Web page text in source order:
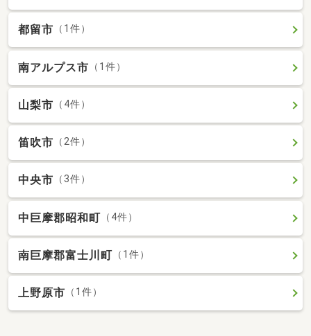
都留市 （1件）
南アルプス市 （1件）
山梨市 （4件）
笛吹市 （2件）
中央市 （3件）
中巨摩郡昭和町 （4件）
南巨摩郡富士川町 （1件）
上野原市 （1件）